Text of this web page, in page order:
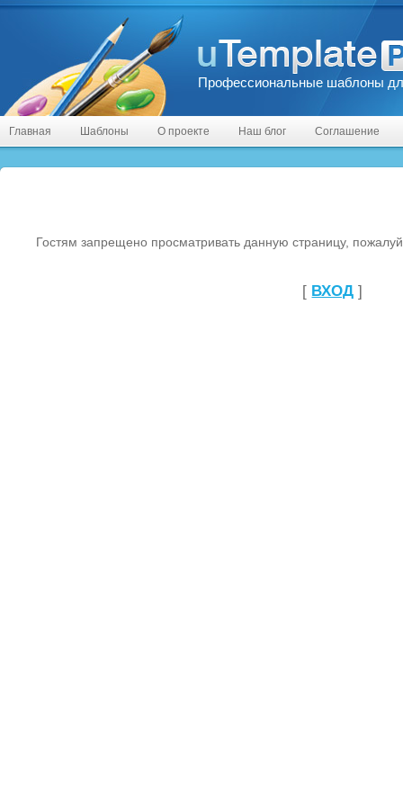
Профессиональные шаблоны
Главная Шаблоны О проекте Наш блог Соглашение
Гостям запрещено просматривать данную страницу,
[ ВХОД ]